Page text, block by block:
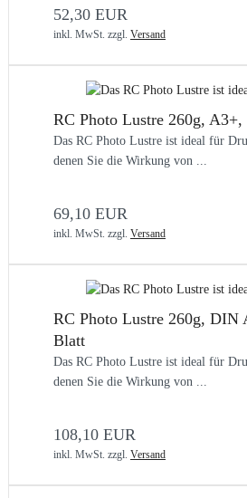
52,30 EUR
inkl. MwSt. zzgl. Versand
RC Photo Lustre 260g,
Das RC Photo Lustre ist ideal für
denen Sie die Wirkung von ...
69,10 EUR
inkl. MwSt. zzgl. Versand
RC Photo Lustre 260g, DIN
Blatt
Das RC Photo Lustre ist ideal für
denen Sie die Wirkung von ...
108,10 EUR
inkl. MwSt. zzgl. Versand